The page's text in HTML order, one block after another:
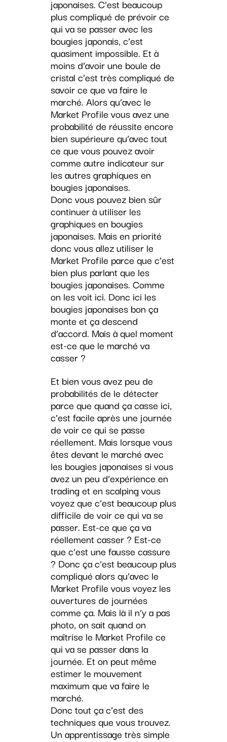
japonaises. C’est beaucoup
plus compliqué de prévoir ce
qui va se passer avec les
bougies japonais, c’est
quasiment impossible. Et à
moins d’avoir une boule de
cristal c’est très compliqué de
savoir ce que va faire le
marché. Alors qu’avec le
Market Profile vous avez une
probabilité de réussite encore
bien supérieure qu’avec tout
ce que vous pouvez avoir
comme autre indicateur sur
les autres graphiques en
bougies japonaises.
Donc vous pouvez bien sûr
continuer à utiliser les
graphiques en bougies
japonaises. Mais en priorité
donc vous allez utiliser le
Market Profile parce que c’est
bien plus parlant que les
bougies japonaises. Comme
on les voit ici. Donc ici les
bougies japonaises bon ça
monte et ça descend
d’accord. Mais à quel moment
est-ce que le marché va
casser ?
Et bien vous avez peu de
probabilités de le détecter
parce que quand ça casse ici,
c’est facile après une journée
de voir ce qui se passe
réellement. Mais lorsque vous
êtes devant le marché avec
les bougies japonaises si vous
avez un peu d’expérience en
trading et en scalping vous
voyez que c’est beaucoup plus
difficile de voir ce qui va se
passer. Est-ce que ça va
réellement casser ? Est-ce
que c’est une fausse cassure
? Donc ça c’est beaucoup plus
compliqué alors qu’avec le
Market Profile vous voyez les
ouvertures de journées
comme ça. Mais là il n’y a pas
photo, on sait quand on
maîtrise le Market Profile ce
qui va se passer dans la
journée. Et on peut même
estimer le mouvement
maximum que va faire le
marché.
Donc tout ça c’est des
techniques que vous trouvez.
Un apprentissage très simple